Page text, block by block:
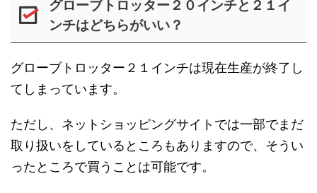
グローブトロッター２０インチと２１イ
ンチはどちらがいい？
グローブトロッター２１インチは現在生産が終了し
てしまっています。
ただし、ネットショッピングサイトでは一部でまだ
取り扱いをしているところもありますので、そうい
ったところで買うことは可能です。